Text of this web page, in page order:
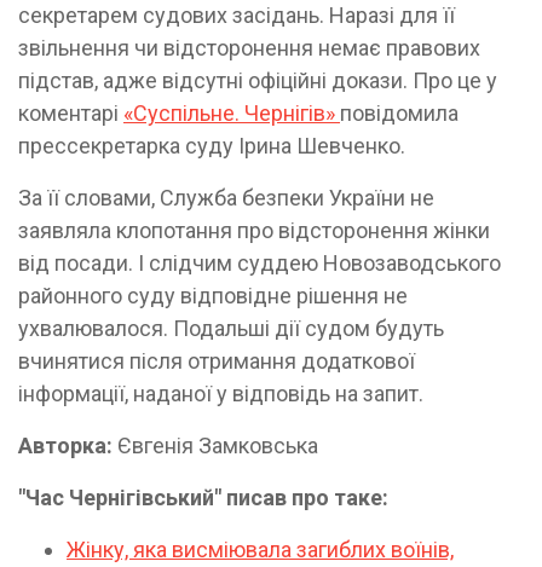
секретарем судових засідань. Наразі для її
звільнення чи відсторонення немає правових
підстав, адже відсутні офіційні докази. Про це у
коментарі «Суспільне. Чернігів» повідомила
прессекретарка суду Ірина Шевченко.
За її словами, Служба безпеки України не
заявляла клопотання про відсторонення жінки
від посади. І слідчим суддею Новозаводського
районного суду відповідне рішення не
ухвалювалося. Подальші дії судом будуть
вчинятися після отримання додаткової
інформації, наданої у відповідь на запит.
Авторка: Євгенія Замковська
"Час Чернігівський" писав про таке:
Жінку, яка висміювала загиблих воїнів,